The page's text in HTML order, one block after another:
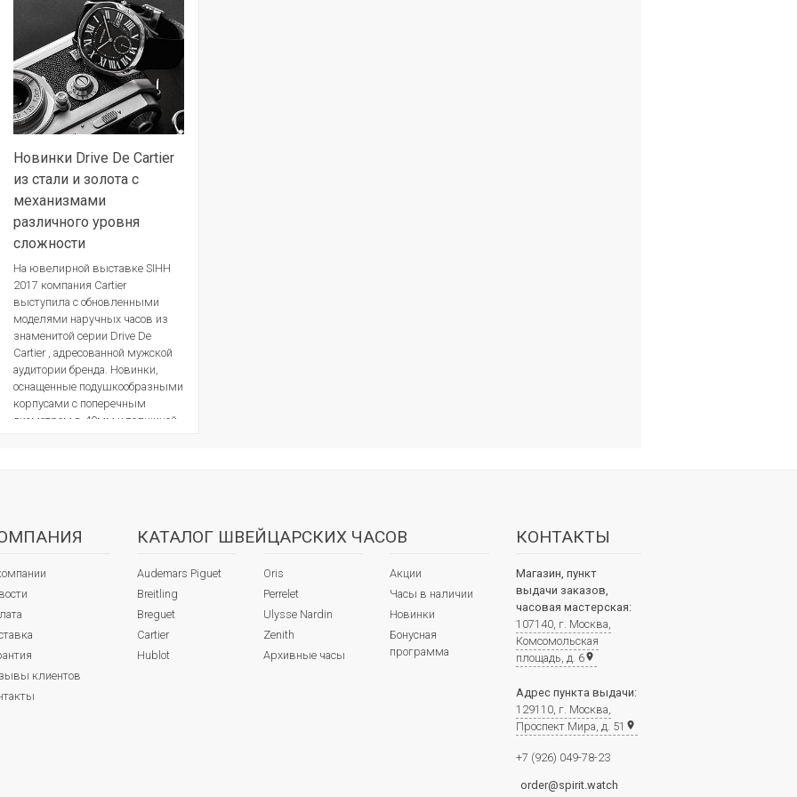
Новинки Drive De Cartier
из стали и золота с
механизмами
различного уровня
сложности
На ювелирной выставке SIHH
2017 компания Cartier
выступила с обновленными
моделями наручных часов из
знаменитой серии Drive De
Cartier , адресованной мужской
аудитории бренда. Новинки,
оснащенные подушкообразными
корпусами с поперечным
диаметром в 40мм и толщиной
клиентов
КАТАЛОГ ШВЕЙЦАРСКИХ ЧАСОВ
Audemars Piguet
Breitling
Breguet
Cartier
Hublot
Oris
Perrelet
Ulysse Nardin
Zenith
Архивные часы
Акции
Часы в наличии
Новинки
Бонусная
программа
КОНТАКТЫ
Магазин, пункт
выдачи заказов,
часовая мастерская:
107140, г. Москва,
Комсомольская
площадь, д. 6place
Адрес пункта выдачи:
129110, г. Москва,
Проспект Мира, д. 51 place
+7 (926) 049-78-23
order@spirit.watch